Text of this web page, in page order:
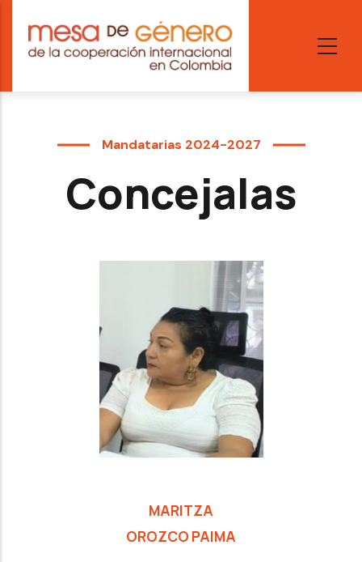
main
content
Mandatarias 2024-2027
Concejalas
MARITZA
OROZCO PAIMA